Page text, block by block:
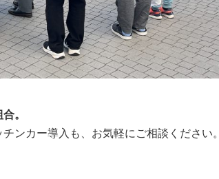
。
ンカー導入も、お気軽にご相談ください。